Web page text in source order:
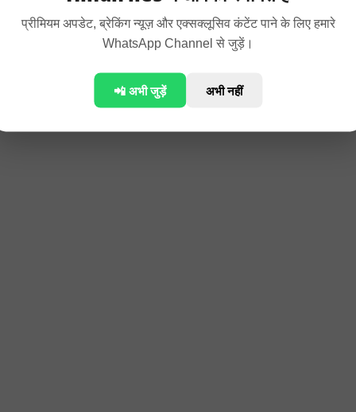
प्रीमियम अपडेट, ब्रेकिंग न्यूज़ और एक्सक्लूसिव कंटेंट पाने के लिए हमारे
WhatsApp Channel से जुड़ें।
📲 अभी जुड़ें अभी नहीं